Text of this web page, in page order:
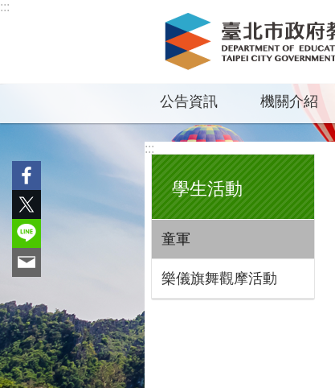
跳到主要內容區塊
:::
公告資訊 機關介紹
:::
學生活動
童軍
樂儀旗舞觀摩活動